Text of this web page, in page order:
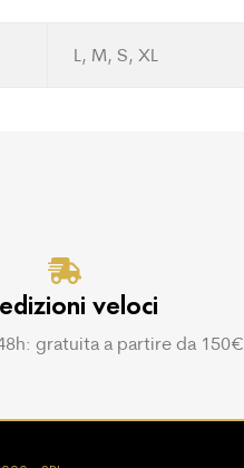
L, M, S, XL
veloci
gratuita a partire da 150€.